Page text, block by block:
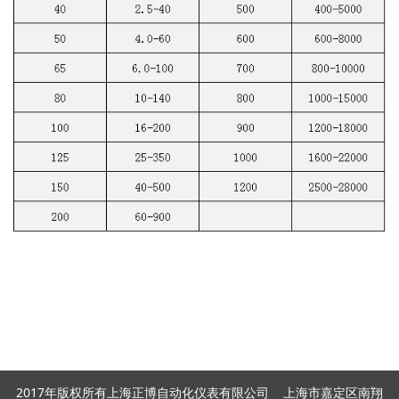
2017年版权所有上海正博自动化仪表有限公司 上海市嘉定区南翔